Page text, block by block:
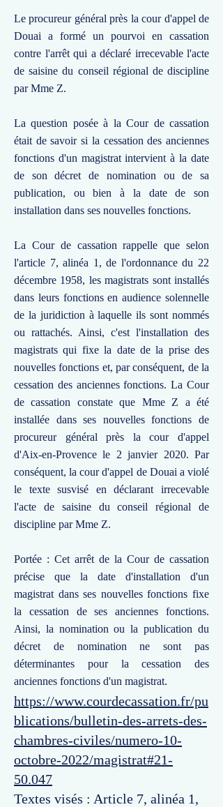
Le procureur général près la cour d'appel de
Douai a formé un pourvoi en cassation
contre l'arrêt qui a déclaré irrecevable l'acte
de saisine du conseil régional de discipline
par Mme Z.
La question posée à la Cour de cassation
était de savoir si la cessation des anciennes
fonctions d'un magistrat intervient à la date
de son décret de nomination ou de sa
publication, ou bien à la date de son
installation dans ses nouvelles fonctions.
La Cour de cassation rappelle que selon
l'article 7, alinéa 1, de l'ordonnance du 22
décembre 1958, les magistrats sont installés
dans leurs fonctions en audience solennelle
de la juridiction à laquelle ils sont nommés
ou rattachés. Ainsi, c'est l'installation des
magistrats qui fixe la date de la prise des
nouvelles fonctions et, par conséquent, de la
cessation des anciennes fonctions. La Cour
de cassation constate que Mme Z a été
installée dans ses nouvelles fonctions de
procureur général près la cour d'appel
d'Aix-en-Provence le 2 janvier 2020. Par
conséquent, la cour d'appel de Douai a violé
le texte susvisé en déclarant irrecevable
l'acte de saisine du conseil régional de
discipline par Mme Z.
Portée : Cet arrêt de la Cour de cassation
précise que la date d'installation d'un
magistrat dans ses nouvelles fonctions fixe
la cessation de ses anciennes fonctions.
Ainsi, la nomination ou la publication du
décret de nomination ne sont pas
déterminantes pour la cessation des
anciennes fonctions d'un magistrat.
https://www.courdecassation.fr/pu
blications/bulletin-des-arrets-des-
chambres-civiles/numero-10-
octobre-2022/magistrat#21-
50.047
Textes visés : Article 7, alinéa 1,